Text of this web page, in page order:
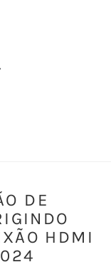
DE
HDMI